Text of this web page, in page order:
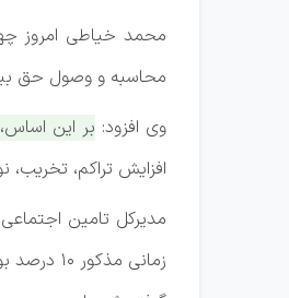
محمد خیاطی امروز
محاسبه و وصول حق بیمه سهم
وی افزود:
افزایش تراکم، تخریب، نوسازی و
مدیرکل تامین